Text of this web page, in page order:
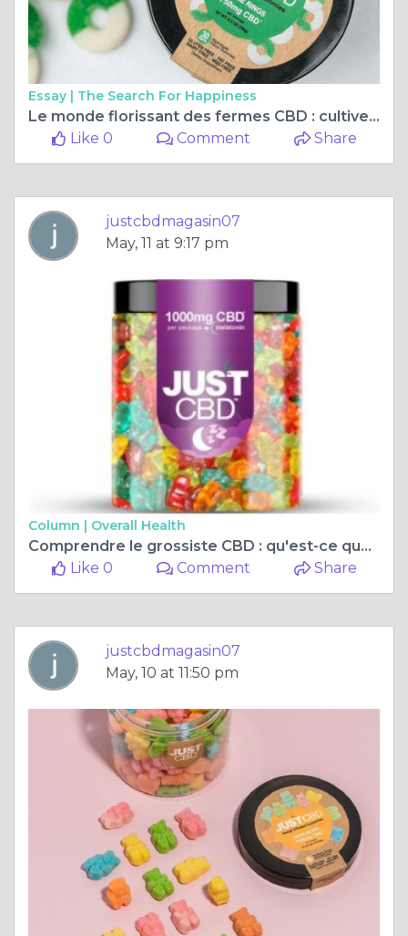
Essay | The Search For Happiness
Le monde florissant des fermes CBD : cultiver le trésor thérapeutique de la nature
Like 0
Comment Share
justcbdmagasin07
May, 11 at 9:17 pm
Column | Overall Health
Comprendre le grossiste CBD : qu'est-ce que c'est et comment ça marche
Like 0
Comment Share
justcbdmagasin07
May, 10 at 11:50 pm